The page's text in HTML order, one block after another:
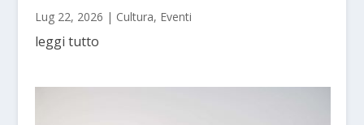
Lug 22, 2026 | Cultura, Eventi
leggi tutto